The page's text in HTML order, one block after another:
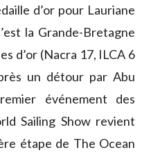
d’or pour Lauriane
la Grande-Bretagne
d’or (Nacra 17, ILCA 6
un détour par Abu
événement des
Sailing Show revient
étape de The Ocean